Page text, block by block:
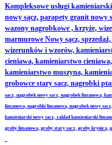
Kompleksowe usługi
nowy sącz, parapety granit nowy
wazony nagrobkowe , krzyże,
marmurowe Nowy sącz,
wizerunków i wzorów,
cieniawa, kamieniarstwo
kamieniarstwo muszyna,
grobowce stary sacz, nagrobki
sacz, nagrobek nowy sacz, nagrobek limanowa,
limanowa, nagrobki limanowa, nagrobek nowy
kamieniarski nowy sacz, zaklad kamieniarski
groby limanowa, groby stary sacz, groby krynica,